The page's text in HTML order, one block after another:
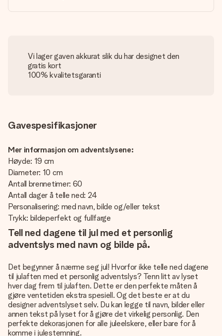
Vi lager gaven akkurat slik du har designet den
gratis kort
100% kvalitetsgaranti
Gavespesifikasjoner
Mer informasjon om adventslysene:
Høyde: 19 cm
Diameter: 10 cm
Antall brennetimer: 60
Antall dager å telle ned: 24
Personalisering: med navn, bilde og/eller tekst
Trykk: bildeperfekt og fullfarge
Tell ned dagene til jul med et personlig
adventslys med navn og bilde på.
Det begynner å nærme seg jul! Hvorfor ikke telle ned dagene
til julaften med et personlig adventslys? Tenn litt av lyset
hver dag frem til julaften. Dette er den perfekte måten å
gjøre ventetiden ekstra spesiell. Og det beste er at du
designer adventslyset selv. Du kan legge til navn, bilder eller
annen tekst på lyset for å gjøre det virkelig personlig. Den
perfekte dekorasjonen for alle juleelskere, eller bare for å
komme i julestemning.